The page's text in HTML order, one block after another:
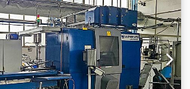
greutate ~3500 kg; dimensiuni
mm; comandă 1200×1200×2100
comandă (dimensiuni conform
strânse; domenii:
mașini-unelte, aeronautică, tehnică
Agtsck